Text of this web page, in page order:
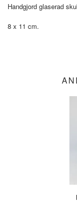
Handgjord glaserad
8 x 11 cm.